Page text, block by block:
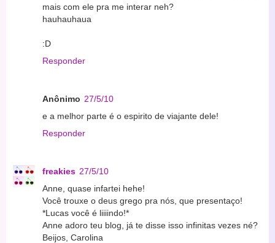
mais com ele pra me interar neh?
hauhauhaua
:D
Responder
Anônimo 27/5/10
e a melhor parte é o espirito de viajante dele!
Responder
freakies 27/5/10
Anne, quase infartei hehe!
Você trouxe o deus grego pra nós, que presentaço!
*Lucas você é liiiindo!*
Anne adoro teu blog, já te disse isso infinitas vezes né?
Beijos, Carolina